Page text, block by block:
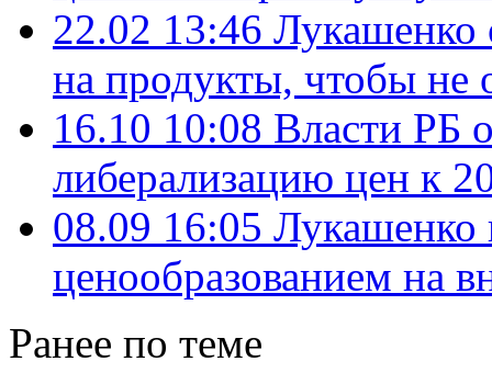
22.02 13:46 Лукашенко
на продукты, чтобы не
16.10 10:08 Власти РБ
либерализацию цен к
08.09 16:05 Лукашенко
ценообразованием на
Ранее по теме